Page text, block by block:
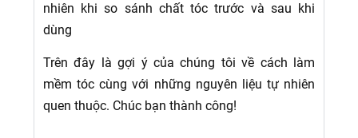
nhiên khi so sánh chất tóc trước và sau khi
dùng
Trên đây là gợi ý của chúng tôi về cách làm
mềm tóc cùng với những nguyên liệu tự nhiên
quen thuộc. Chúc bạn thành công!